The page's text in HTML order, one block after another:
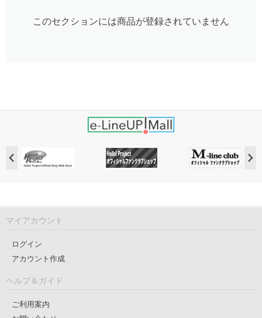
このセクションには商品が登録されていません
マイアカウント
ログイン
アカウント作成
ヘルプ＆ガイド
ご利用案内